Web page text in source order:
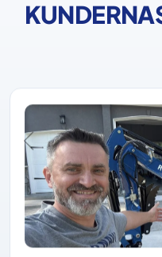
Rippa har alltid vunnit